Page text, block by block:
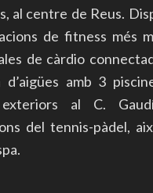
al centre de Reus.
de fitness més
de càrdio
d’aigües amb 3
exteriors al C.
del tennis-pàdel,